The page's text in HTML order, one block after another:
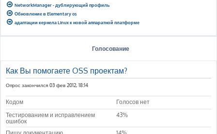
NetworkManager - дублирующий профиль
Обновление в Elementary os
адаптации кернела Linux к новой аппаратной платформе
Голосование
Как Вы помогаете OSS проектам?
Опрос закончился 03 фев 2012, 18:14
Кодом
Голосов нет
Тестированием и исправлением
ошибок
43%